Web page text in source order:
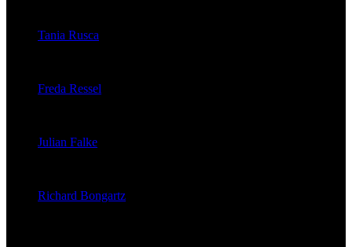
Tania Rusca
Freda Ressel
Julian Falke
Richard Bongartz